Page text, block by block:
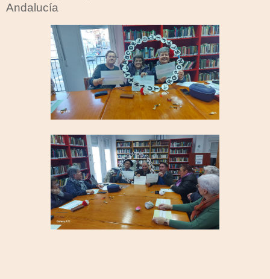
Andalucía